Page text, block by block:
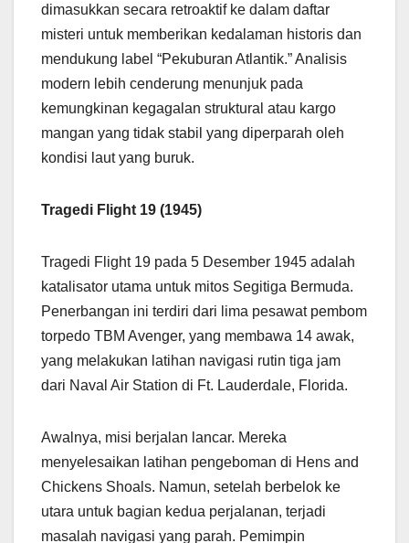
dimasukkan secara retroaktif ke dalam daftar
misteri untuk memberikan kedalaman historis dan
mendukung label “Pekuburan Atlantik.” Analisis
modern lebih cenderung menunjuk pada
kemungkinan kegagalan struktural atau kargo
mangan yang tidak stabil yang diperparah oleh
kondisi laut yang buruk.
Tragedi Flight 19 (1945)
Tragedi Flight 19 pada 5 Desember 1945 adalah
katalisator utama untuk mitos Segitiga Bermuda.
Penerbangan ini terdiri dari lima pesawat pembom
torpedo TBM Avenger, yang membawa 14 awak,
yang melakukan latihan navigasi rutin tiga jam
dari Naval Air Station di Ft. Lauderdale, Florida.
Awalnya, misi berjalan lancar. Mereka
menyelesaikan latihan pengeboman di Hens and
Chickens Shoals. Namun, setelah berbelok ke
utara untuk bagian kedua perjalanan, terjadi
masalah navigasi yang parah. Pemimpin